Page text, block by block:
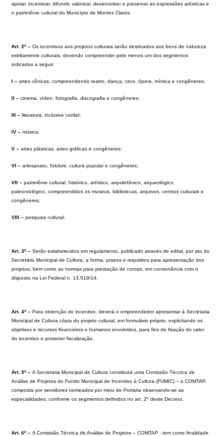
apoiar, incentivar, difundir, valorizar, desenvolver e preservar as expressões artísticas e
o patrimônio cultural do Município de Montes Claros.
Art. 2º – Os incentivos aos projetos culturais serão destinados aos bens de natureza
estritamente culturais, devendo compreender pelo menos um dos segmentos
indicados a seguir:
I – artes cênicas, compreendendo teatro, dança, circo, ópera, mímica e congêneres;
II – cinema, vídeo, fotografia, discografia e congêneres;
III – literatura, inclusive cordel;
IV – música;
V – artes plásticas, artes gráficas e congêneres;
VI – artesanato, folclore, cultura popular e congêneres;
VII – patrimônio cultural, histórico, artístico, arquitetônico, arqueológico,
paleontológico, compreendidos os museus, bibliotecas, arquivos, centros culturais e
congêneres;
VIII – pesquisa cultural.
Art. 3º – Serão estabelecidos em regulamento, publicado através de edital, por ato do
Secretário Municipal de Cultura, a forma, prazos e requisitos para apresentação dos
projetos, bem como as normas para prestação de contas, em consonância com o
disposto na Lei Federal n. 13.019/14.
Art. 4º – Para obtenção do incentivo, deverá o empreendedor apresentar à Secretaria
Municipal de Cultura cópia do projeto cultural, em formulário próprio, explicitando os
objetivos e recursos financeiros e humanos envolvidos, para fins de fixação do valor
do incentivo e posterior fiscalização.
Art. 5º – A Secretaria Municipal de Cultura constituirá uma Comissão Técnica de
Análise de Projetos do Fundo Municipal de Incentivo à Cultura (FUMIC) – a COMTAP,
composta por servidores nomeados por meio de Portaria observando-se as
especialidades, conforme os segmentos definidos no art. 2º deste Decreto.
Art. 6º – A Comissão Técnica de Análise de Projetos – COMTAP - tem como finalidade